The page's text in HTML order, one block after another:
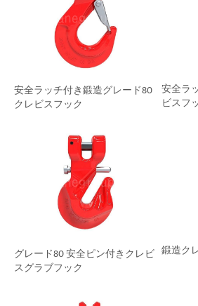
安全ラッチ付き鍛造グレード80
クレビスフック
安全ラ
ビスフ
グレード80 安全ピン付きクレビ
スグラブフック
鍛造ク